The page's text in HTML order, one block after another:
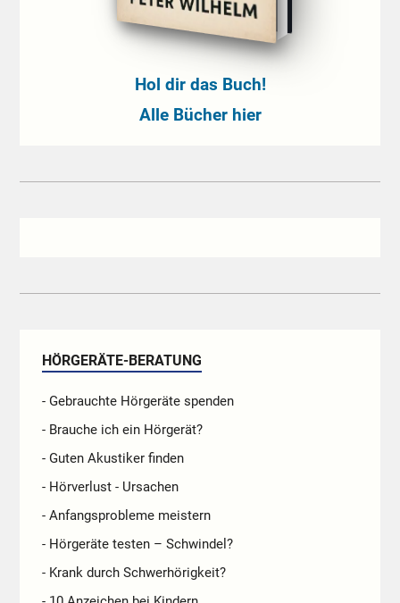
Hol dir das Buch!
Alle Bücher hier
HÖRGERÄTE-BERATUNG
- Gebrauchte Hörgeräte spenden
- Brauche ich ein Hörgerät?
- Guten Akustiker finden
- Hörverlust - Ursachen
- Anfangsprobleme meistern
- Hörgeräte testen – Schwindel?
- Krank durch Schwerhörigkeit?